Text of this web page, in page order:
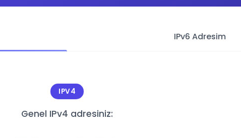
IPv6 Adresim
IPV4
Genel IPv4 adresiniz: